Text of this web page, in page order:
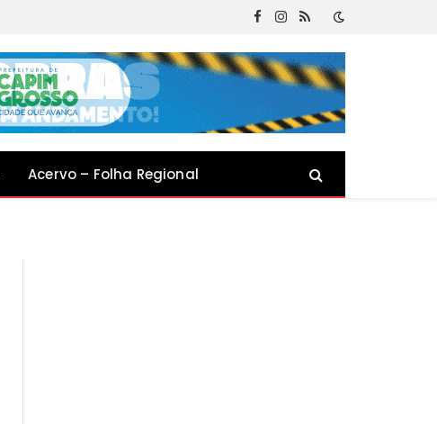
Facebook
Instagram
RSS
Acervo – Folha Regional